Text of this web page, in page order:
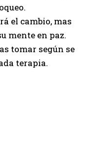
el cambio, mas
mente en paz.
tomar según se
terapia.